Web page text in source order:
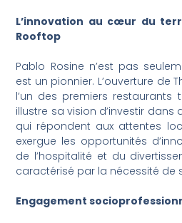
L’innovation au cœur du
Rooftop
Pablo Rosine n’est pas
est un pionnier. L’ouverture de
l’un des premiers restaurants
illustre sa vision d’investir
qui répondent aux attentes
exergue les opportunités
de l’hospitalité et du
caractérisé par la nécessité de
Engagement